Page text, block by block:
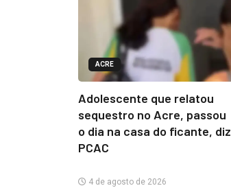
ACRE
Adolescente que relatou
sequestro no Acre, passou
o dia na casa do ficante, diz
PCAC
4 de agosto de 2026